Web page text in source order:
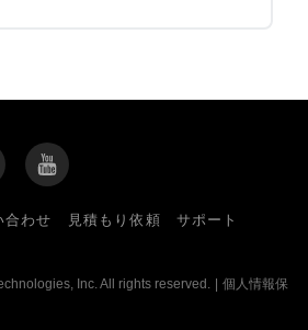
合わせ 見積もり依頼
サポート
Inc. All rights reserved. | 個人情報保